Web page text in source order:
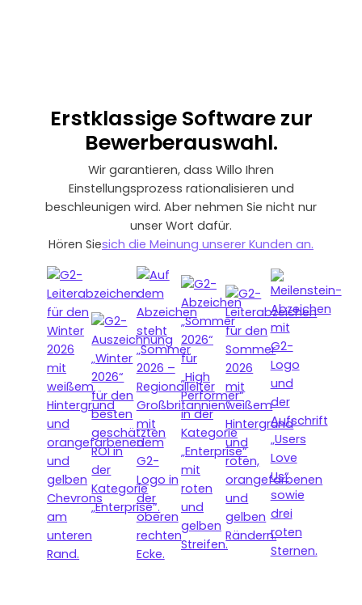
ErstklassigeSoftware zur
Bewerberauswahl.
Wir garantieren, dass Willo Ihren
Einstellungsprozess rationalisieren und
beschleunigen wird. Aber nehmen Sie nicht nur
unser Wort dafür.
‍Hören Siesich die Meinung unserer Kunden an.